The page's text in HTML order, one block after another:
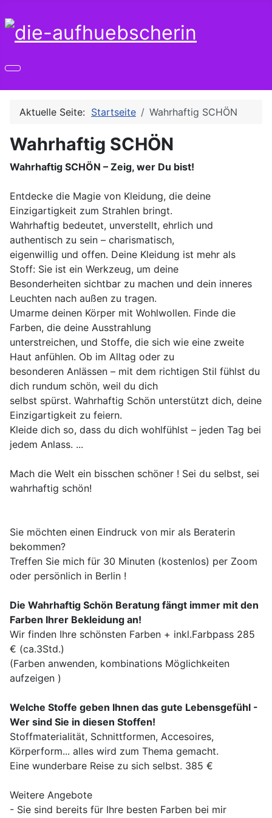
Aktuelle Seite: Startseite Wahrhaftig SCHÖN
Wahrhaftig SCHÖN
Wahrhaftig SCHÖN – Zeig, wer Du bist!
Entdecke die Magie von Kleidung, die deine
Einzigartigkeit zum Strahlen bringt.
Wahrhaftig bedeutet, unverstellt, ehrlich und
authentisch zu sein – charismatisch,
eigenwillig und offen. Deine Kleidung ist mehr als
Stoff: Sie ist ein Werkzeug, um deine
Besonderheiten sichtbar zu machen und dein inneres
Leuchten nach außen zu tragen.
Umarme deinen Körper mit Wohlwollen. Finde die
Farben, die deine Ausstrahlung
unterstreichen, und Stoffe, die sich wie eine zweite
Haut anfühlen. Ob im Alltag oder zu
besonderen Anlässen – mit dem richtigen Stil fühlst du
dich rundum schön, weil du dich
selbst spürst. Wahrhaftig Schön unterstützt dich, deine
Einzigartigkeit zu feiern.
Kleide dich so, dass du dich wohlfühlst – jeden Tag bei
jedem Anlass. ...
Mach die Welt ein bisschen schöner ! Sei du selbst, sei
wahrhaftig schön!
Sie möchten einen Eindruck von mir als Beraterin
bekommen?
Treffen Sie mich für 30 Minuten (kostenlos) per Zoom
oder persönlich in Berlin !
Die Wahrhaftig Schön Beratung fängt immer mit den
Farben Ihrer Bekleidung an!
Wir finden Ihre schönsten Farben + inkl.Farbpass 285
€ (ca.3Std.)
(Farben anwenden, kombinations Möglichkeiten
aufzeigen )
Welche Stoffe geben Ihnen das gute Lebensgefühl -
Wer sind Sie in diesen Stoffen!
Stoffmaterialität, Schnittformen, Accesoires,
Körperform... alles wird zum Thema gemacht.
Eine wunderbare Reise zu sich selbst. 385 €
Weitere Angebote
- Sie sind bereits für Ihre besten Farben bei mir